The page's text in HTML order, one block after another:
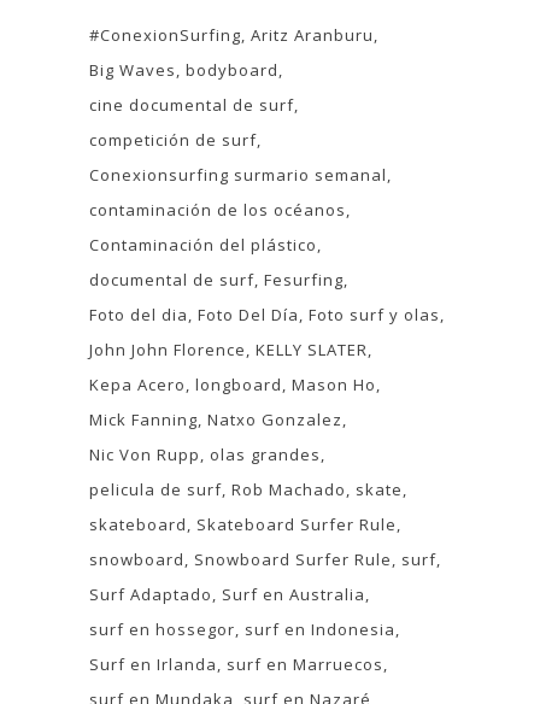
#ConexionSurfing Aritz Aranburu
Big Waves bodyboard
cine documental de surf
competición de surf
Conexionsurfing surmario semanal
contaminación de los océanos
Contaminación del plástico
documental de surf Fesurfing
Foto del dia Foto Del Día Foto surf y olas
John John Florence KELLY SLATER
Kepa Acero longboard Mason Ho
Mick Fanning Natxo Gonzalez
Nic Von Rupp
olas grandes
pelicula de surf Rob Machado
skate
skateboard
Skateboard Surfer Rule
snowboard
Snowboard Surfer Rule
surf
Surf Adaptado
Surf en Australia
surf en hossegor surf en Indonesia
Surf en Irlanda
surf en Marruecos
surf en Mundaka
surf en Nazaré